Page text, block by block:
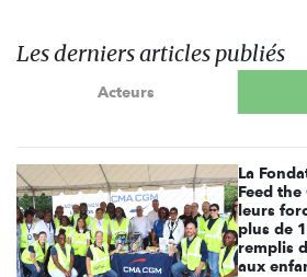
Les derniers articles publiés
Acteurs
La
Feed
leurs
plus de
remplis
aux